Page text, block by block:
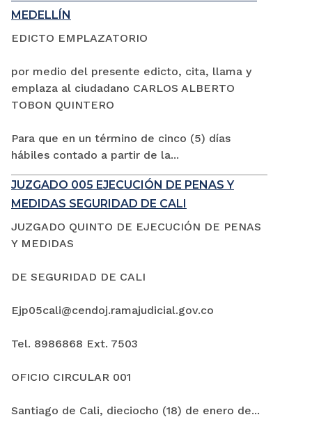
MEDELLÍN
EDICTO EMPLAZATORIO
por medio del presente edicto, cita, llama y
emplaza al ciudadano CARLOS ALBERTO
TOBON QUINTERO
Para que en un término de cinco (5) días
hábiles contado a partir de la...
JUZGADO 005 EJECUCIÓN DE PENAS Y
MEDIDAS SEGURIDAD DE CALI
JUZGADO QUINTO DE EJECUCIÓN DE PENAS
Y MEDIDAS
DE SEGURIDAD DE CALI
Ejp05cali@cendoj.ramajudicial.gov.co
Tel. 8986868 Ext. 7503
OFICIO CIRCULAR 001
Santiago de Cali, dieciocho (18) de enero de...